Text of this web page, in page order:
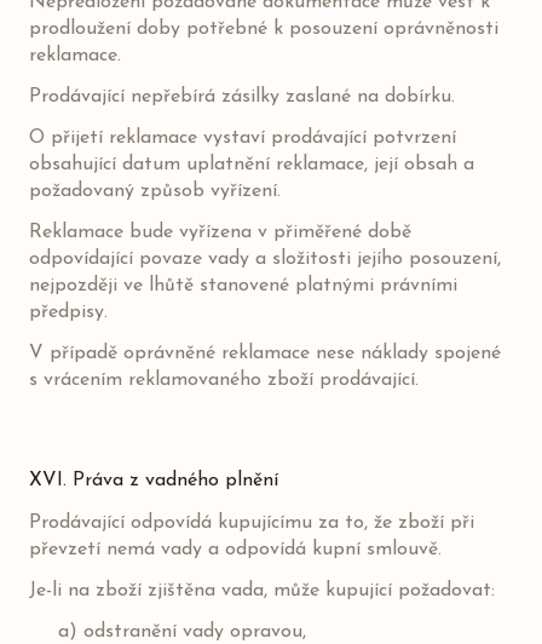
prodloužení doby potřebné k posouzení oprávněnosti
reklamace.
Prodávající nepřebírá zásilky zaslané na dobírku.
O přijetí reklamace vystaví prodávající potvrzení
obsahující datum uplatnění reklamace, její obsah a
požadovaný způsob vyřízení.
Reklamace bude vyřízena v přiměřené době
odpovídající povaze vady a složitosti jejího posouzení,
nejpozději ve lhůtě stanovené platnými právními
předpisy.
V případě oprávněné reklamace nese náklady spojené
s vrácením reklamovaného zboží prodávající.
XVI. Práva z vadného plnění
Prodávající odpovídá kupujícímu za to, že zboží při
převzetí nemá vady a odpovídá kupní smlouvě.
Je-li na zboží zjištěna vada, může kupující požadovat:
a) odstranění vady opravou,